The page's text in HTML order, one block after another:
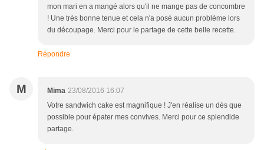
mon mari en a mangé alors qu'il ne mange pas de concombre
! Une très bonne tenue et cela n'a posé aucun problème lors
du découpage. Merci pour le partage de cette belle recette.
Répondre
M Mima 23/08/2016 16:07
Votre sandwich cake est magnifique ! J'en réalise un dès que
possible pour épater mes convives. Merci pour ce splendide
partage.